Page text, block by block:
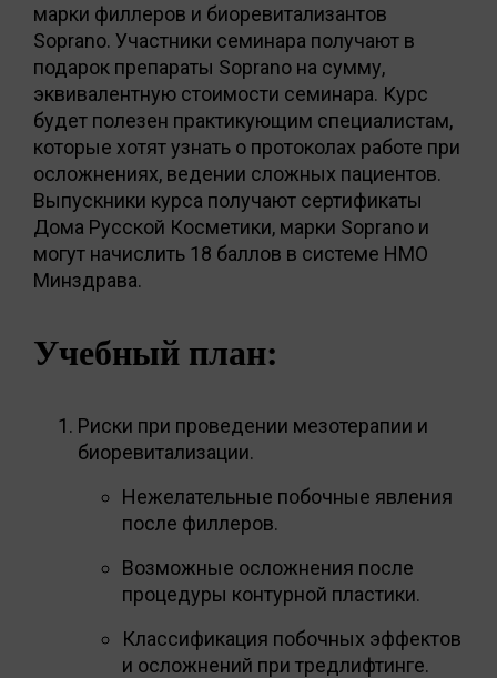
марки филлеров и биоревитализантов
Soprano. Участники семинара получают в
подарок препараты Soprano на сумму,
эквивалентную стоимости семинара. Курс
будет полезен практикующим специалистам,
которые хотят узнать о протоколах работе при
осложнениях, ведении сложных пациентов.
Выпускники курса получают сертификаты
Дома Русской Косметики, марки Soprano и
могут начислить 18 баллов в системе НМО
Минздрава.
Учебный план:
Риски при проведении мезотерапии и
биоревитализации.
Нежелательные побочные явления
после филлеров.
Возможные осложнения после
процедуры контурной пластики.
Классификация побочных эффектов
и осложнений при тредлифтинге.